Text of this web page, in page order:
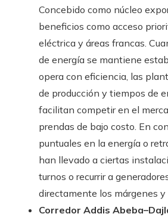
Concebido como núcleo
beneficios como acceso
eléctrica y áreas francas.
de energía se mantiene
opera con eficiencia, las
de producción y tiempos de
facilitan competir en el
prendas de bajo costo. En
puntuales en la energía o
han llevado a ciertas
turnos o recurrir a
directamente los márgenes y
Corredor Addis